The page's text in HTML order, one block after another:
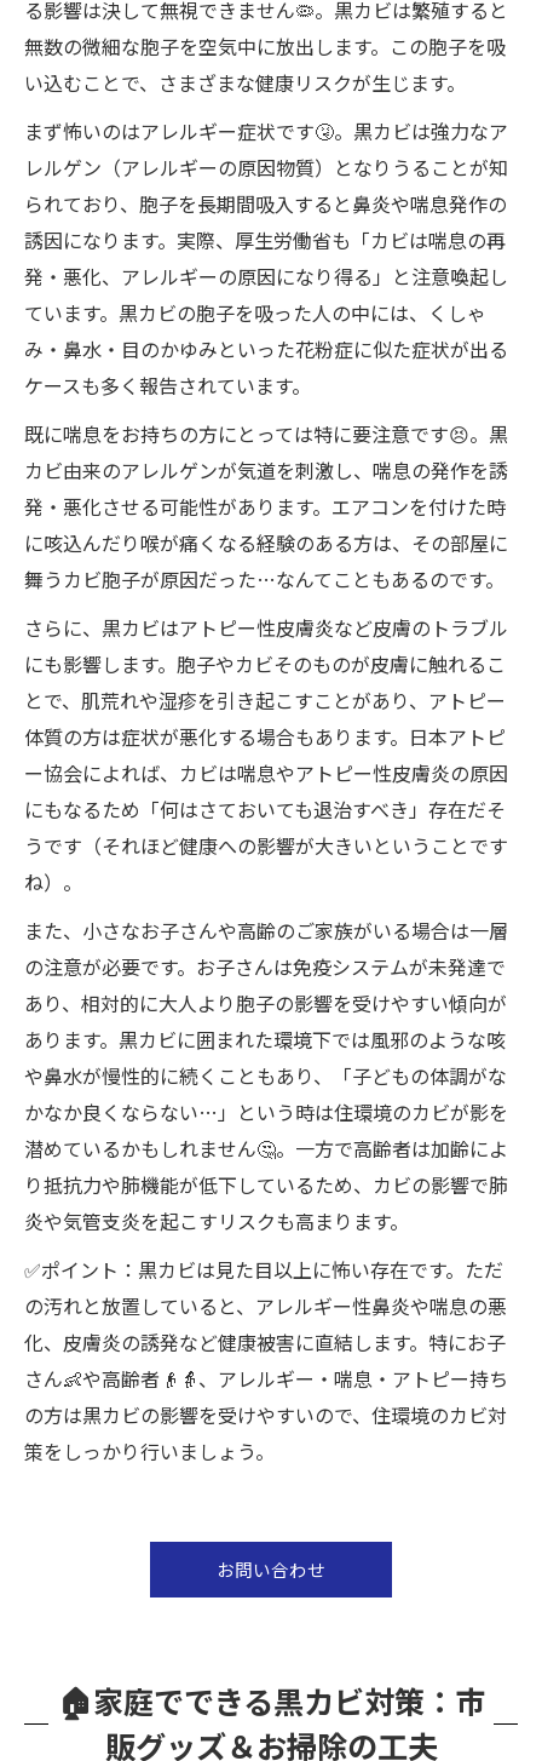
る影響は決して無視できません🦠。黒カビは繁殖すると
無数の微細な胞子を空気中に放出します。この胞子を吸
い込むことで、さまざまな健康リスクが生じます。
まず怖いのはアレルギー症状です🤧。黒カビは強力なア
レルゲン（アレルギーの原因物質）となりうることが知
られており、胞子を長期間吸入すると鼻炎や喘息発作の
誘因になります。実際、厚生労働省も「カビは喘息の再
発・悪化、アレルギーの原因になり得る」と注意喚起し
ています。黒カビの胞子を吸った人の中には、くしゃ
み・鼻水・目のかゆみといった花粉症に似た症状が出る
ケースも多く報告されています。
既に喘息をお持ちの方にとっては特に要注意です😣。黒
カビ由来のアレルゲンが気道を刺激し、喘息の発作を誘
発・悪化させる可能性があります。エアコンを付けた時
に咳込んだり喉が痛くなる経験のある方は、その部屋に
舞うカビ胞子が原因だった…なんてこともあるのです。
さらに、黒カビはアトピー性皮膚炎など皮膚のトラブル
にも影響します。胞子やカビそのものが皮膚に触れるこ
とで、肌荒れや湿疹を引き起こすことがあり、アトピー
体質の方は症状が悪化する場合もあります。日本アトピ
ー協会によれば、カビは喘息やアトピー性皮膚炎の原因
にもなるため「何はさておいても退治すべき」存在だそ
うです（それほど健康への影響が大きいということです
ね）。
また、小さなお子さんや高齢のご家族がいる場合は一層
の注意が必要です。お子さんは免疫システムが未発達で
あり、相対的に大人より胞子の影響を受けやすい傾向が
あります。黒カビに囲まれた環境下では風邪のような咳
や鼻水が慢性的に続くこともあり、「子どもの体調がな
かなか良くならない…」という時は住環境のカビが影を
潜めているかもしれません🤔。一方で高齢者は加齢によ
り抵抗力や肺機能が低下しているため、カビの影響で肺
炎や気管支炎を起こすリスクも高まります。
✅ポイント：黒カビは見た目以上に怖い存在です。ただ
の汚れと放置していると、アレルギー性鼻炎や喘息の悪
化、皮膚炎の誘発など健康被害に直結します。特にお子
さん👶や高齢者👴👵、アレルギー・喘息・アトピー持ち
の方は黒カビの影響を受けやすいので、住環境のカビ対
策をしっかり行いましょう。
お問い合わせ
🏠家庭でできる黒カビ対策：市
販グッズ＆お掃除の工夫